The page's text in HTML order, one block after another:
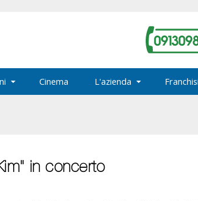
Cinema L'azienda
in concerto